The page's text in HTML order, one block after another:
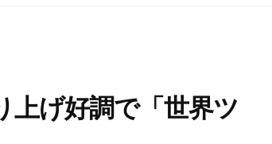
上げ好調で「世界ツ